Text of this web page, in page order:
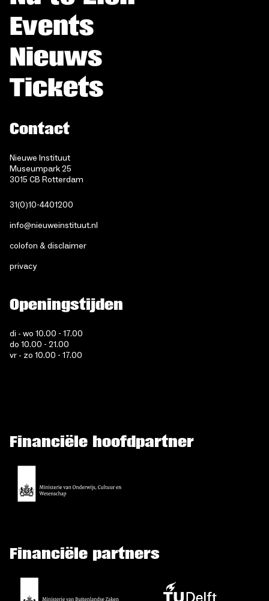
Events
Nieuws
Tickets
Contact
Nieuwe Instituut
Museumpark 25
3015 CB Rotterdam
31(0)10-4401200
info@nieuweinstituut.nl
colofon & disclaimer
privacy
Openingstijden
di - wo 10.00 - 17.00
do 10.00 - 21.00
vr - zo 10.00 - 17.00
Financiële hoofdpartner
Financiële partners